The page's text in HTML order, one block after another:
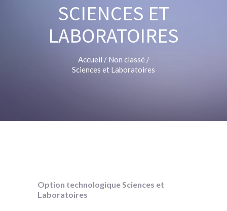
SCIENCES ET
LABORATOIRES
Accueil / Non classé /
Sciences et Laboratoires
Option technologique Sciences et
Laboratoires